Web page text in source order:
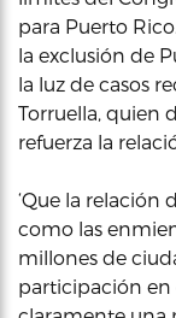
para Puerto
la exclusión de
la luz de casos
Torruella, quien
refuerza la
‘Que la
como las
millones de
participación en